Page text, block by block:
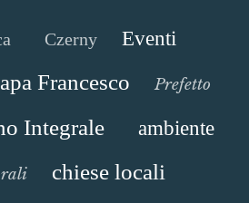
Czerny Eventi
Francesco Prefetto
Integrale ambiente
chiese locali